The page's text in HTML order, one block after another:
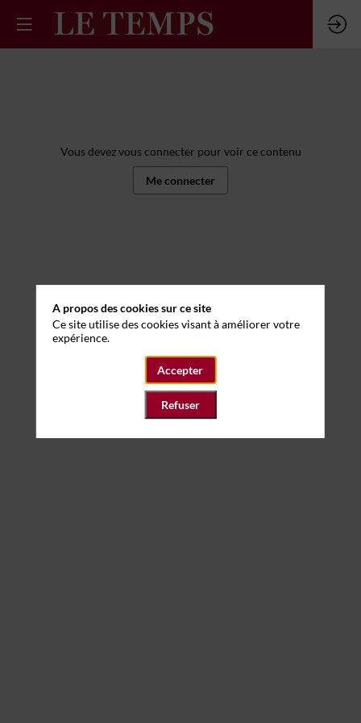
Vous devez vous connecter pour voir ce contenu
Me connecter
A propos des cookies sur ce site
Ce site utilise des cookies visant à améliorer votre
expérience.
Accepter
Refuser